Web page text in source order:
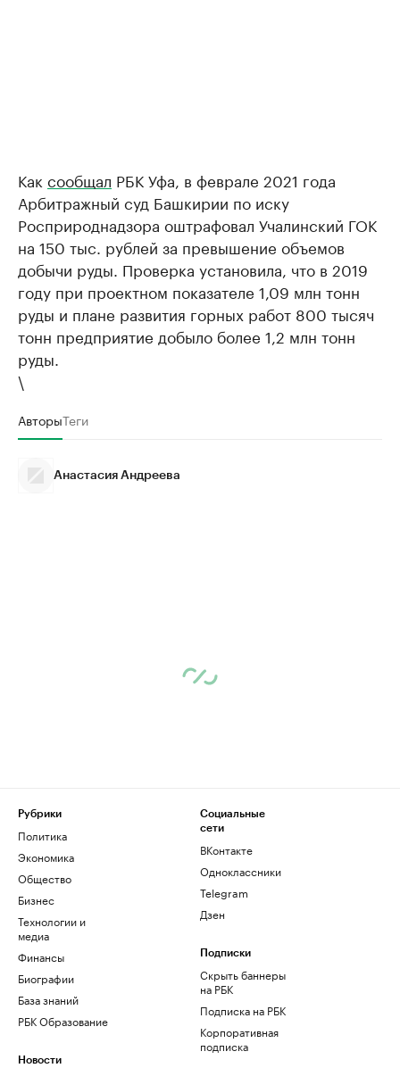
Как сообщал РБК Уфа, в феврале 2021 года
Арбитражный суд Башкирии по иску
Росприроднадзора оштрафовал Учалинский ГОК
на 150 тыс. рублей за превышение объемов
добычи руды. Проверка установила, что в 2019
году при проектном показателе 1,09 млн тонн
руды и плане развития горных работ 800 тысяч
тонн предприятие добыло более 1,2 млн тонн
руды.
\
АвторыТеги
Анастасия Андреева
Рубрики
Политика
Экономика
Общество
Бизнес
Технологии и
медиа
Финансы
Биографии
База знаний
РБК Образование
Новости
Социальные
сети
ВКонтакте
Одноклассники
Telegram
Дзен
Подписки
Скрыть баннеры
на РБК
Подписка на РБК
Корпоративная
подписка